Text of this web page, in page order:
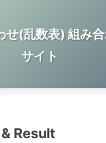
せ(乱数表) 組み
サイト
Result